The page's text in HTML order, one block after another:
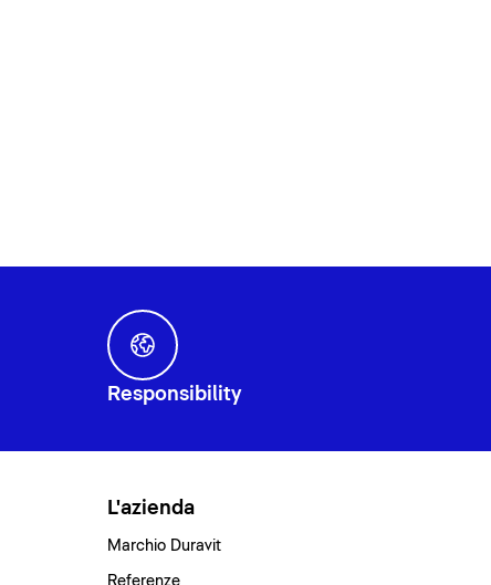
Responsibility
L'azienda
Marchio Duravit
Referenze